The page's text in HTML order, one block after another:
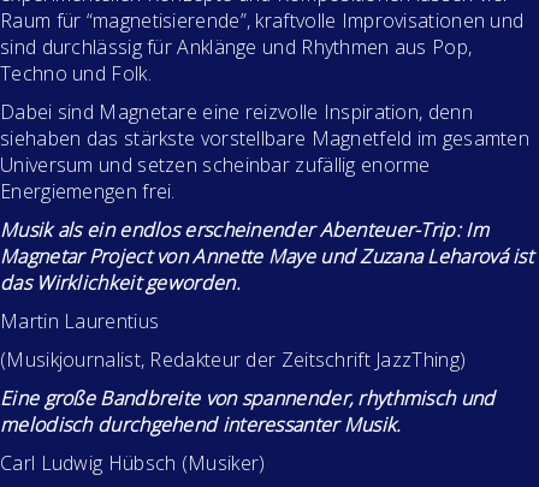
Raum für “magnetisierende”, kraftvolle Improvisationen und
sind durchlässig für Anklänge und Rhythmen aus Pop,
Techno und Folk.
Dabei sind Magnetare eine reizvolle Inspiration, denn
siehaben das stärkste vorstellbare Magnetfeld im gesamten
Universum und setzen scheinbar zufällig enorme
Energiemengen frei.
Musik als ein endlos erscheinender Abenteuer-Trip: Im
Magnetar Project von Annette Maye und Zuzana Leharová ist
das Wirklichkeit geworden.
Martin Laurentius
(Musikjournalist, Redakteur der Zeitschrift JazzThing)
Eine große Bandbreite von spannender, rhythmisch und
melodisch durchgehend interessanter Musik.
Carl Ludwig Hübsch (Musiker)